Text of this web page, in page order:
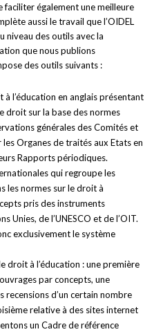
faciliter également une meilleure
aussi le travail que l’OIDEL
niveau des outils avec la
que nous publions
des outils suivants :
l’éducation en anglais présentant
droit sur la base des normes
générales des Comités et
Organes de traités aux Etats en
Rapports périodiques.
qui regroupe les
les normes sur le droit à
pris des instruments
Unies, de l’UNESCO et de l’OIT.
exclusivement le système
droit à l’éducation : une première
par concepts, une
recensions d’un certain nombre
relative à des sites internet
un Cadre de référence